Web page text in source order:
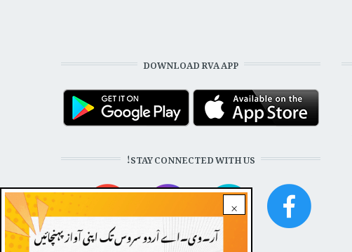
×
DOWNLOAD RVA APP
STAY CONNECTED WITH US!